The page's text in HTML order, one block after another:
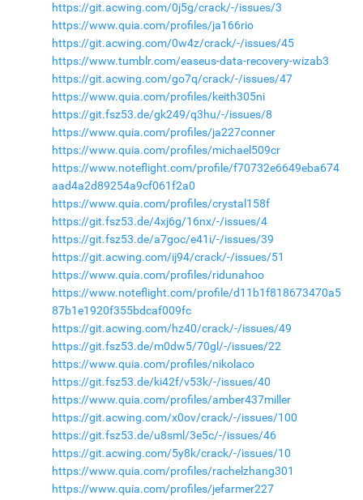
https://git.acwing.com/0j5g/crack/-/issues/3
https://www.quia.com/profiles/ja166rio
https://git.acwing.com/0w4z/crack/-/issues/45
https://www.tumblr.com/easeus-data-recovery-wizab3
https://git.acwing.com/go7q/crack/-/issues/47
https://www.quia.com/profiles/keith305ni
https://git.fsz53.de/gk249/q3hu/-/issues/8
https://www.quia.com/profiles/ja227conner
https://www.quia.com/profiles/michael509cr
https://www.noteflight.com/profile/f70732e6649eba674
aad4a2d89254a9cf061f2a0
https://www.quia.com/profiles/crystal158f
https://git.fsz53.de/4xj6g/16nx/-/issues/4
https://git.fsz53.de/a7goc/e41i/-/issues/39
https://git.acwing.com/ij94/crack/-/issues/51
https://www.quia.com/profiles/ridunahoo
https://www.noteflight.com/profile/d11b1f818673470a5
87b1e1920f355bdcaf009fc
https://git.acwing.com/hz40/crack/-/issues/49
https://git.fsz53.de/m0dw5/70gl/-/issues/22
https://www.quia.com/profiles/nikolaco
https://git.fsz53.de/ki42f/v53k/-/issues/40
https://www.quia.com/profiles/amber437miller
https://git.acwing.com/x0ov/crack/-/issues/100
https://git.fsz53.de/u8sml/3e5c/-/issues/46
https://git.acwing.com/5y8k/crack/-/issues/10
https://www.quia.com/profiles/rachelzhang301
https://www.quia.com/profiles/jefarmer227